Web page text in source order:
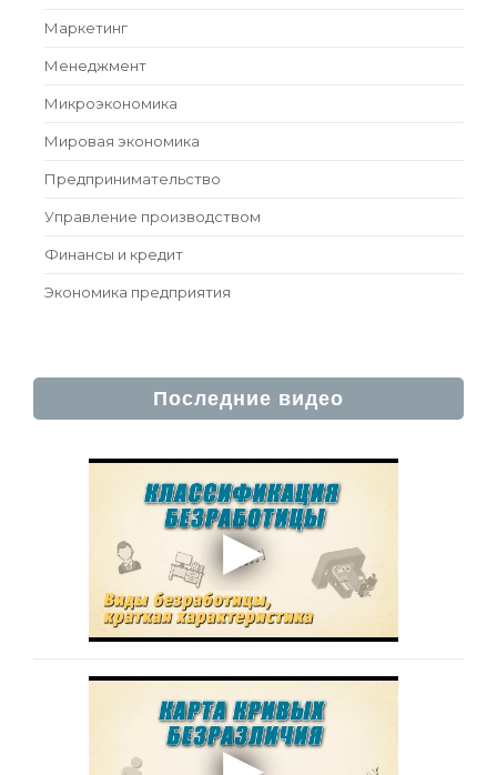
Маркетинг
Менеджмент
Микроэкономика
Мировая экономика
Предпринимательство
Управление производством
Финансы и кредит
Экономика предприятия
Последние видео